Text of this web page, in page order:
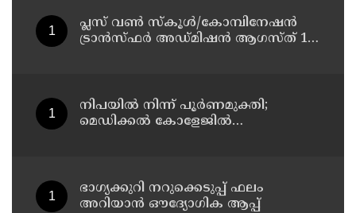
പ്ലസ് വൺ സ്‌കൂൾ/കോമ്പിനേഷൻ
ട്രാൻസ്ഫർ അഡ്മിഷൻ ആഗസ്ത് 10,
നിപയിൽ നിന്ന് പൂർണമുക്തി;
മെഡിക്കൽ കോളേജിൽ
ഭാഗ്യക്കുറി നറുക്കെടുപ്പ് ഫലം
അറിയാൻ ഔദ്യോഗിക ആപ്പ്